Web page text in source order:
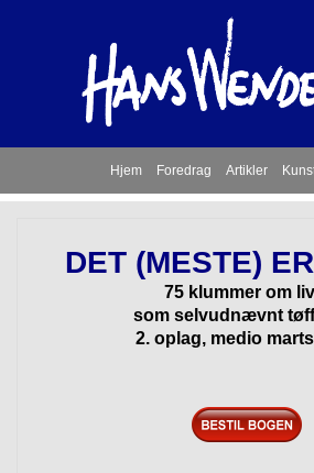
Hjem Foredrag Artikler
DET (MESTE)
75 klummer om
som selvudnævnt
2. oplag, medio